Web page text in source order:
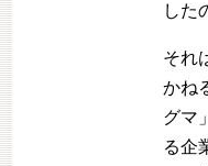
した
それ
かね
グマ
る企